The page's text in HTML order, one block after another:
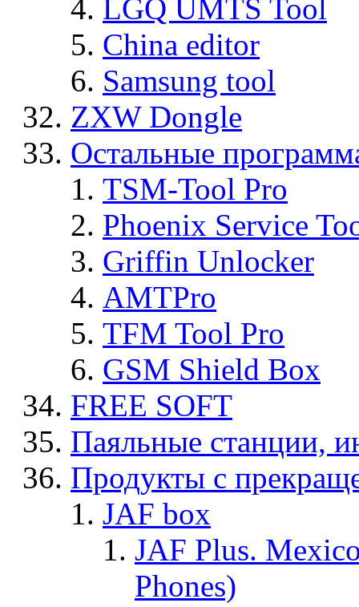
LGQ UMTS Tool
China editor
Samsung tool
ZXW Dongle
Остальные
TSM-Tool Pro
Phoenix Service
Griffin Unlocker
AMTPro
TFM Tool Pro
GSM Shield Box
FREE SOFT
Паяльные станции,
Продукты с
JAF box
JAF Plus.
Phones)